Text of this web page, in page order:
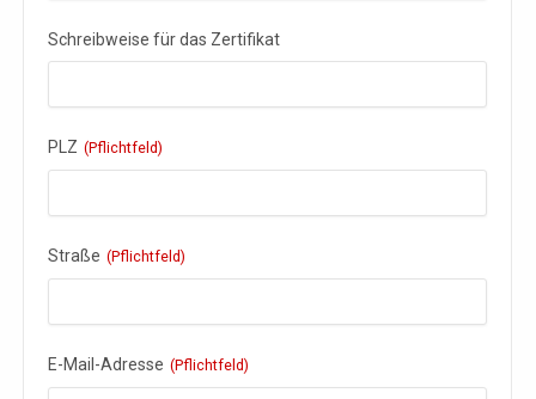
Schreibweise für das Zertifikat
PLZ (Pflichtfeld)
Straße (Pflichtfeld)
E-Mail-Adresse (Pflichtfeld)